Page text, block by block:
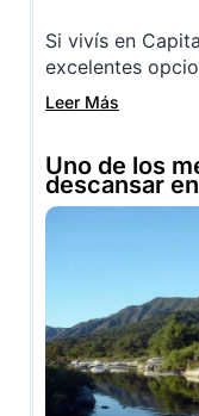
Si vivís en
excelentes
Leer Más
Uno de los
descansar